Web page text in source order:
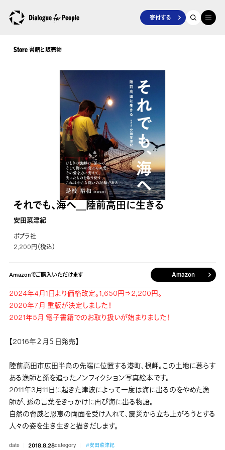
寄付する
Store書籍と販売物
それでも、海へ__陸前高田に生きる
安田菜津紀
ポプラ社
2,200円（税込）
Amazonでご購入いただけます Amazon
2024年4月1日より価格改定。1,650円⇒2,200円。
2020年7月 重版が決定しました！
2021年5月 電子書籍でのお取り扱いが始まりました！
【2016年２月５日発売】
陸前高田市広田半島の先端に位置する港町、根岬。この土地に暮らす
ある漁師と孫を追ったノンフィクション写真絵本です。
2011年3月11日に起きた津波によって一度は海に出るのをやめた漁
師が、孫の言葉をきっかけに再び海に出る物語。
自然の脅威と恩恵の両面を受け入れて、震災から立ち上がろうとする
人々の姿を生き生きと描きだします。
date 2018.8.28category #安田菜津紀